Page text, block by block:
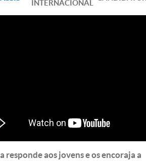
INTERNACIONAL
responde aos jovens e os encoraja a